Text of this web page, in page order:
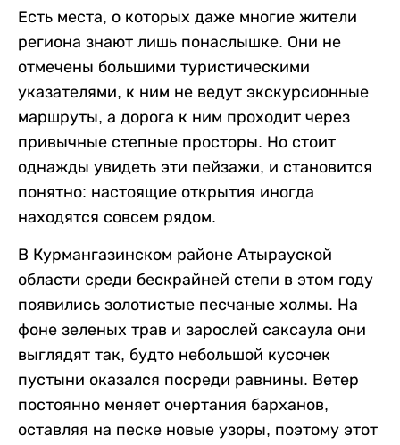
Есть места, о которых даже многие жители
региона знают лишь понаслышке. Они не
отмечены большими туристическими
указателями, к ним не ведут экскурсионные
маршруты, а дорога к ним проходит через
привычные степные просторы. Но стоит
однажды увидеть эти пейзажи, и становится
понятно: настоящие открытия иногда
находятся совсем рядом.
В Курмангазинском районе Атырауской
области среди бескрайней степи в этом году
появились золотистые песчаные холмы. На
фоне зеленых трав и зарослей саксаула они
выглядят так, будто небольшой кусочек
пустыни оказался посреди равнины. Ветер
постоянно меняет очертания барханов,
оставляя на песке новые узоры, поэтому этот